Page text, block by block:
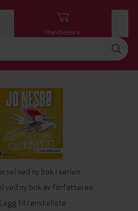
Handlekurv
ved ny bok i serien
ved ny bok av forfatteren
Legg til i ønskeliste